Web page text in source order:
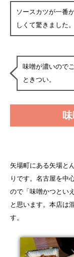
ソースカツが一番
しくて驚きました。
味噌が濃いので
ときつい。
矢場町にある矢場と
りです。名古屋を中
ので「味噌かつとい
と思います。本店は
す。